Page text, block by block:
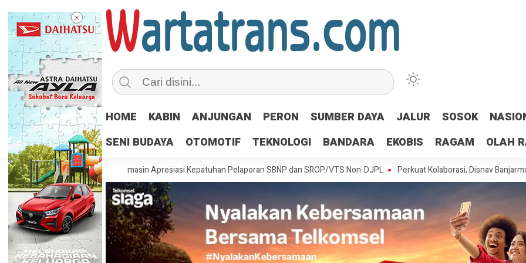
HOME KABIN ANJUNGAN PERON SUMBER DAYA JALUR SOSOK
SENI BUDAYA
OTOMOTIF TEKNOLOGI BANDARA EKOBIS RAGAM OLAH
Disnav Banjarmasin Apresiasi Kepatuhan Pelaporan SBNP dan SROP/VTS Non-DJPL Perkuat Kolaborasi, Disnav Banjarmasin